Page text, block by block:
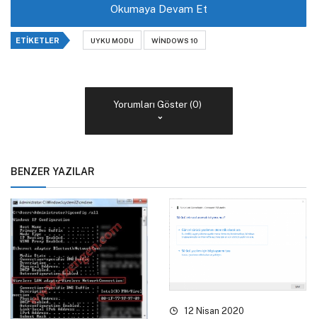
Okumaya Devam Et
ETIKETLER UYKU MODU WINDOWS 10
Yorumları Göster (0)
BENZER YAZILAR
12 Nisan 2020